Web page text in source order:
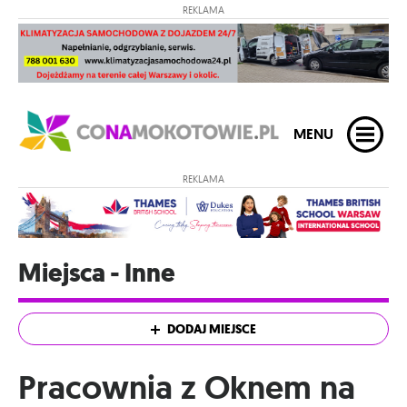
REKLAMA
MENU
REKLAMA
Miejsca - Inne
DODAJ MIEJSCE
Pracownia z Oknem na